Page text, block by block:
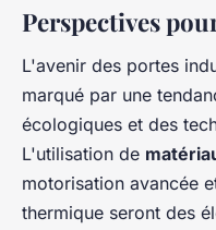
Perspectives
L'avenir des portes
marqué par une
écologiques et des
L'utilisation de
motorisation avancée
thermique seront des